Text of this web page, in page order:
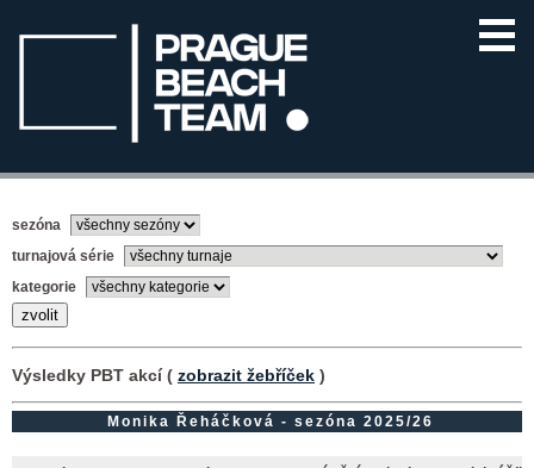
sezóna
turnajová série
kategorie
Výsledky PBT akcí ( zobrazit žebříček )
Monika Řeháčková - sezóna 2025/26